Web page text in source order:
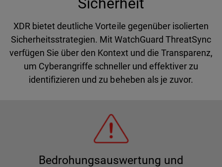
XDR bietet deutliche Vorteile gegenüber isolierten
Sicherheitsstrategien. Mit WatchGuard ThreatSync
verfügen Sie über den Kontext und die Transparenz,
um Cyberangriffe schneller und effektiver zu
identifizieren und zu beheben als je zuvor.
Bedrohungsauswertung und